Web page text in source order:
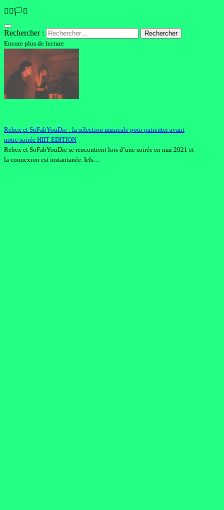
🏳️‍🌈🏳️‍⚧️
Rechercher :
Encore plus de lecture
Rebex et SoFabYouDie : la sélection musicale pour patienter avant
notre soirée HIIT EDITION
Rebex et SoFabYouDie se rencontrent lors d’une soirée en mai 2021 et
la connexion est instantanée. Iels…